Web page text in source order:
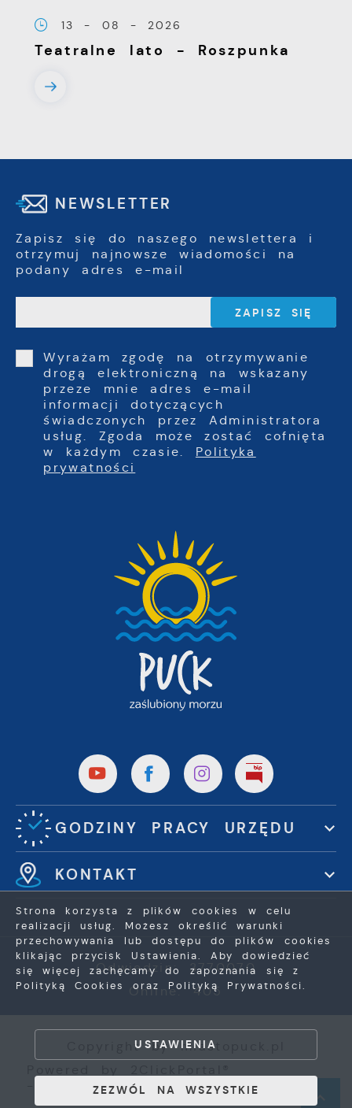
13 - 08 - 2026
Teatralne lato - Roszpunka
NEWSLETTER
Zapisz się do naszego newslettera i
otrzymuj najnowsze wiadomości na
podany adres e-mail
Wyrażam zgodę na otrzymywanie
drogą elektroniczną na wskazany
przeze mnie adres e-mail
informacji dotyczących
świadczonych przez Administratora
usług. Zgoda może zostać cofnięta
w każdym czasie. Polityka
prywatności
GODZINY PRACY URZĘDU
KONTAKT
Odwiedzin: 3770070
Online: 405
Copyright by miastopuck.pl
- Portale nowej generacji
Strona korzysta z plików cookies w celu
realizacji usług. Możesz określić warunki
przechowywania lub dostępu do plików cookies
klikając przycisk Ustawienia. Aby dowiedzieć
się więcej zachęcamy do zapoznania się z
Polityką Cookies oraz Polityką Prywatności.
USTAWIENIA
ZEZWÓL NA WSZYSTKIE
ZEZWÓL NA WSZYSTKIE